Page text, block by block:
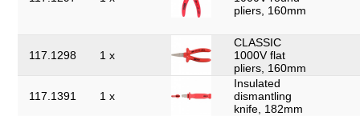
pliers, 160mm
117.1298 1 x
CLASSIC
1000V flat
pliers, 160mm
117.1391 1 x
Insulated
dismantling
knife, 182mm